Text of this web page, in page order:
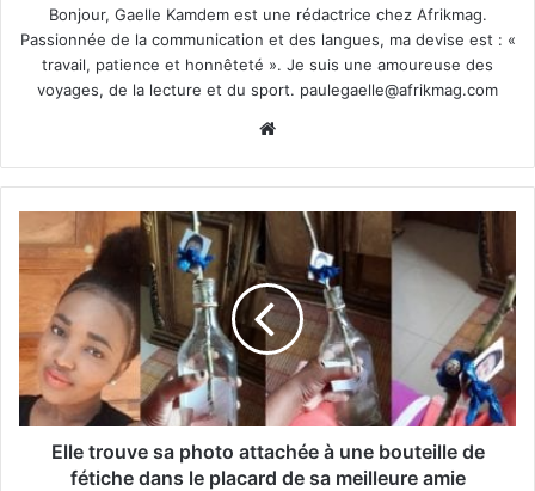
Bonjour, Gaelle Kamdem est une rédactrice chez Afrikmag.
Passionnée de la communication et des langues, ma devise est : «
travail, patience et honnêteté ». Je suis une amoureuse des
voyages, de la lecture et du sport. paulegaelle@afrikmag.com
Elle trouve sa photo attachée à une bouteille de
fétiche dans le placard de sa meilleure amie